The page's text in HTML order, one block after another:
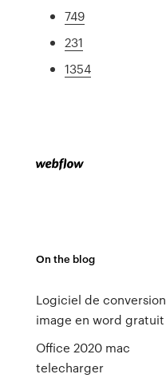
749
231
1354
On the blog
Logiciel de conversion
image en word gratuit
Office 2020 mac
telecharger